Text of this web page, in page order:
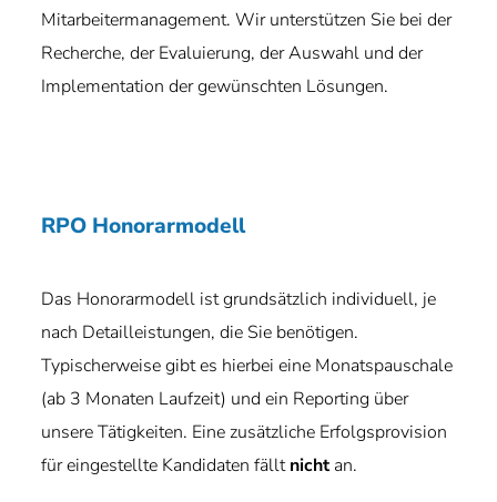
Mitarbeitermanagement. Wir unterstützen Sie bei der
Recherche, der Evaluierung, der Auswahl und der
Implementation der gewünschten Lösungen.
RPO Honorarmodell
Das Honorarmodell ist grundsätzlich individuell, je
nach Detailleistungen, die Sie benötigen.
Typischerweise gibt es hierbei eine Monatspauschale
(ab 3 Monaten Laufzeit) und ein Reporting über
unsere Tätigkeiten. Eine zusätzliche Erfolgsprovision
für eingestellte Kandidaten fälltnichtan.